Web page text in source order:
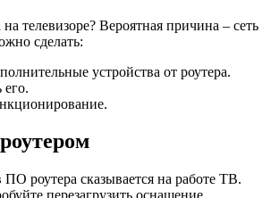
телевизоре? Вероятная причина – сеть
сделать:
устройства от роутера.
его.
роутера сказывается на работе ТВ.